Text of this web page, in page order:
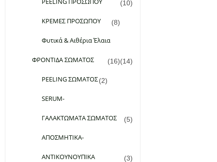
(10)
ΚΡΕΜΕΣ ΠΡΟΣΩΠΟΥ (8)
Φυτικά & Αιθέρια Έλαια
(14)
ΦΡΟΝΤΙΔΑ ΣΩΜΑΤΟΣ (16)
PEELING ΣΩΜΑΤΟΣ(2)
SERUM-
ΓΑΛΑΚΤΩΜΑΤΑ ΣΩΜΑΤΟΣ (5)
ΑΠΟΣΜΗΤΙΚΑ-
ΑΝΤΙΚΟΥΝΟΥΠΙΚΑ (3)
Φυσική Απόχρωση